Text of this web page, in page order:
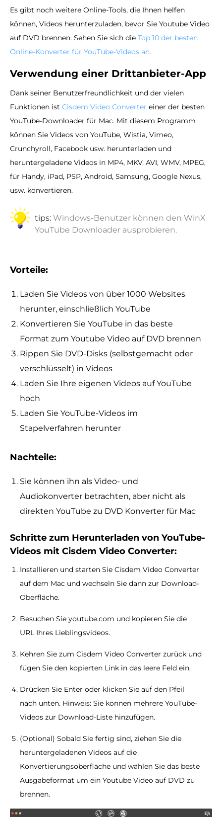
Es gibt noch weitere Online-Tools, die Ihnen helfen
können, Videos herunterzuladen, bevor Sie Youtube Video
auf DVD brennen. Sehen Sie sich die Top 10 der besten
Online-Konverter für YouTube-Videos an.
Verwendung einer Drittanbieter-App
Dank seiner Benutzerfreundlichkeit und der vielen
Funktionen ist Cisdem Video Converter einer der besten
YouTube-Downloader für Mac. Mit diesem Programm
können Sie Videos von YouTube, Wistia, Vimeo,
Crunchyroll, Facebook usw. herunterladen und
heruntergeladene Videos in MP4, MKV, AVI, WMV, MPEG,
für Handy, iPad, PSP, Android, Samsung, Google Nexus,
usw. konvertieren.
tips: Windows-Benutzer können den WinX
YouTube Downloader ausprobieren.
Vorteile:
Laden Sie Videos von über 1000 Websites
herunter, einschließlich YouTube
Konvertieren Sie YouTube in das beste
Format zum Youtube Video auf DVD brennen
Rippen Sie DVD-Disks (selbstgemacht oder
verschlüsselt) in Videos
Laden Sie Ihre eigenen Videos auf YouTube
hoch
Laden Sie YouTube-Videos im
Stapelverfahren herunter
Nachteile:
Sie können ihn als Video- und
Audiokonverter betrachten, aber nicht als
direkten YouTube zu DVD Konverter für Mac
Schritte zum Herunterladen von YouTube-
Videos mit Cisdem Video Converter:
Installieren und starten Sie Cisdem Video Converter
auf dem Mac und wechseln Sie dann zur Download-
Oberfläche.
Besuchen Sie youtube.com und kopieren Sie die
URL Ihres Lieblingsvideos.
Kehren Sie zum Cisdem Video Converter zurück und
fügen Sie den kopierten Link in das leere Feld ein.
Drücken Sie Enter oder klicken Sie auf den Pfeil
nach unten. Hinweis: Sie können mehrere YouTube-
Videos zur Download-Liste hinzufügen.
(Optional) Sobald Sie fertig sind, ziehen Sie die
heruntergeladenen Videos auf die
Konvertierungsoberfläche und wählen Sie das beste
Ausgabeformat um ein Youtube Video auf DVD zu
brennen.